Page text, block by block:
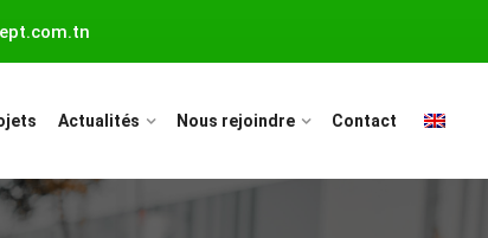
Actualités Nous rejoindre Contact